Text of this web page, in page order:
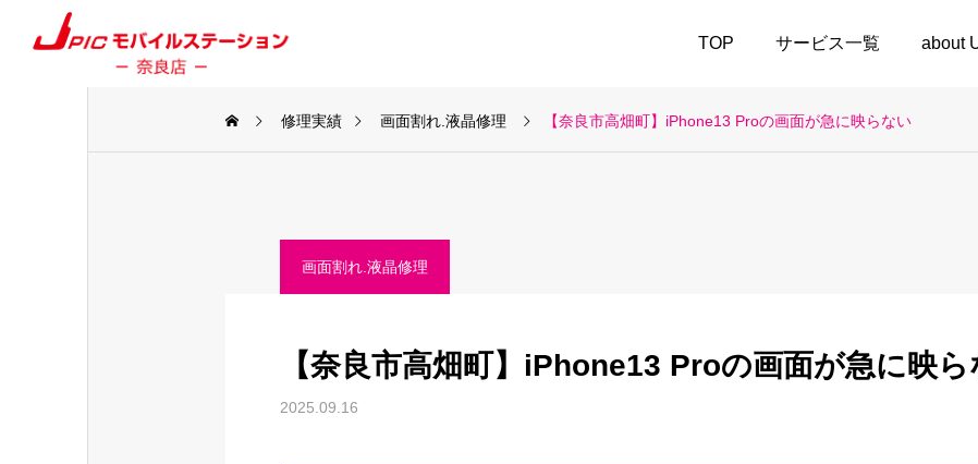
TOP サービス一覧 about
修理実績 画面割れ.液晶修理 【奈良市高畑町】iPhone13 Proの画面が急に映らない
画面割れ.液晶修理
【奈良市高畑町】iPhone13 Proの画面が急に映ら
2025.09.16